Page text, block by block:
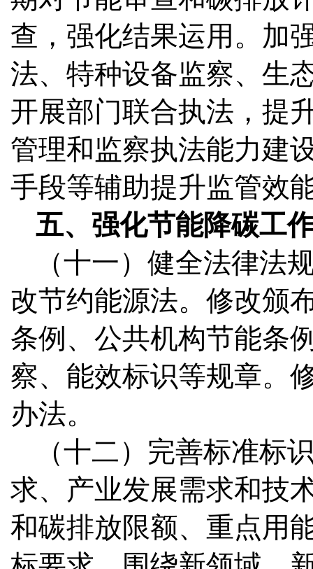
查，强化结果运用。加
法、特种设备监察、生
开展部门联合执法，提
管理和监察执法能力建
手段等辅助提升监管效
五、强化节能降碳工
（十一）健全法律法
改节约能源法。修改颁
条例、公共机构节能条
察、能效标识等规章。
办法。
（十二）完善标准标
求、产业发展需求和技
和碳排放限额、重点用